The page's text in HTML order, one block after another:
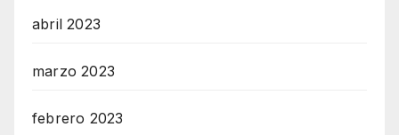
abril 2023
marzo 2023
febrero 2023